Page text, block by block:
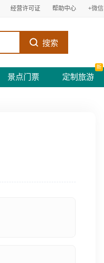
经营许可证 帮助中心 +微信
搜索
景点门票 定制旅游
新